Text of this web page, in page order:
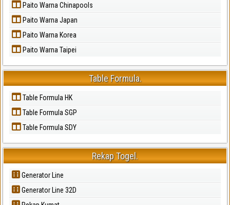
Paito Warna Chinapools
Paito Warna Japan
Paito Warna Korea
Paito Warna Taipei
Table Formula.
Table Formula HK
Table Formula SGP
Table Formula SDY
Rekap Togel.
Generator Line
Generator Line 32D